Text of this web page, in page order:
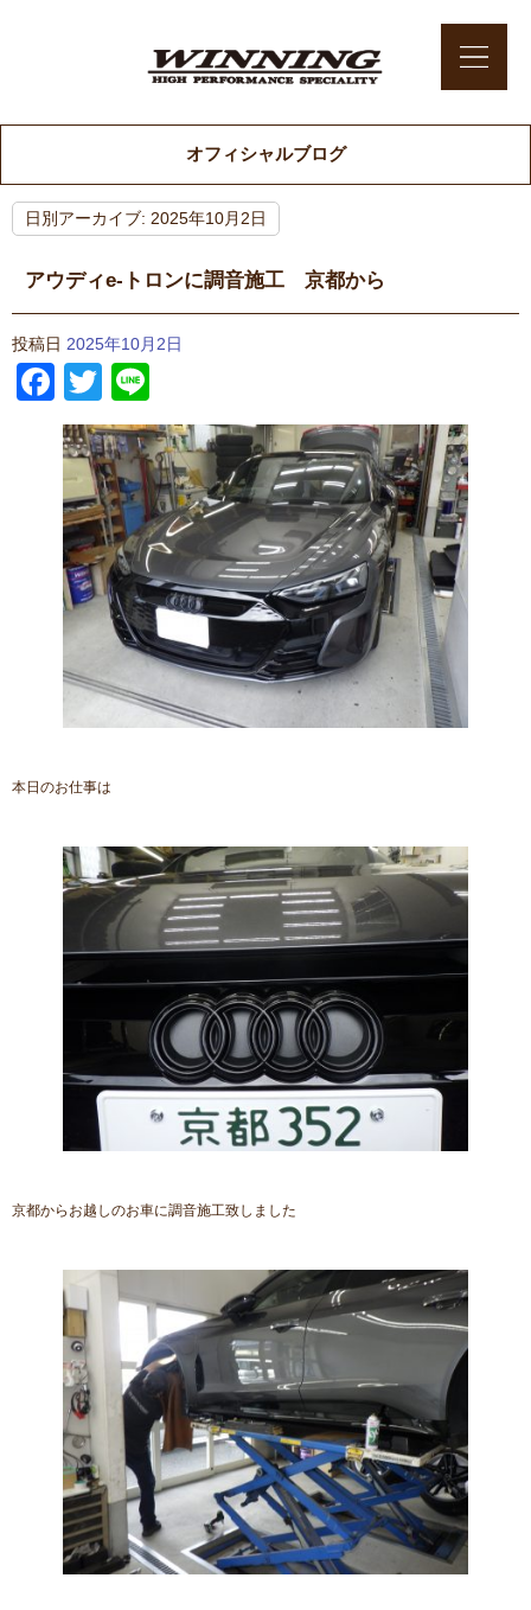
オフィシャルブログ
日別アーカイブ: 2025年10月2日
アウディe-トロンに調音施工 京都から
投稿日 2025年10月2日
Facebook
Twitter
本日のお仕事は
京都からお越しのお車に調音施工致しました